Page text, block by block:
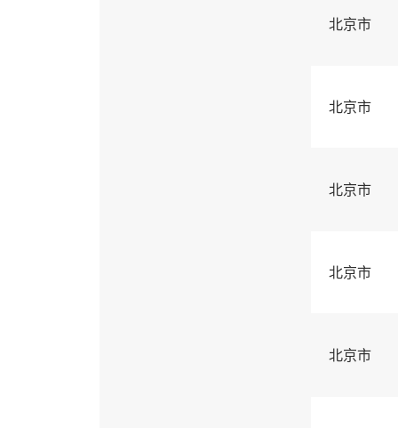
北京市
北京市
北京市
北京市
北京市